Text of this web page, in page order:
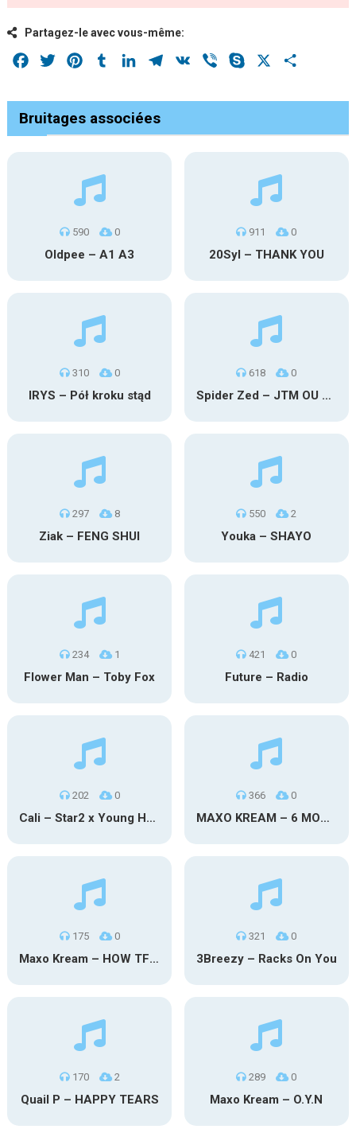
Partagez-le avec vous-même:
Facebook
Twitter PinterestTumblrLinkedInTelegram
VK Viber Skype
Bruitages associées
590 0
Oldpee – A1 A3
911 0
20Syl – THANK YOU
310 0
IRYS – Pół kroku stąd
618 0
Spider Zed – JTM OU TG
297 8
Ziak – FENG SHUI
550 2
Youka – SHAYO
234 1
Flower Man – Toby Fox
421 0
Future – Radio
202 0
Cali – Star2 x Young Henny
366 0
MAXO KREAM – 6 MONTHS CLEAN
175 0
Maxo Kream – HOW TF I’M LUCKY
321 0
3Breezy – Racks On You
170 2
Quail P – HAPPY TEARS
289 0
Maxo Kream – O.Y.N